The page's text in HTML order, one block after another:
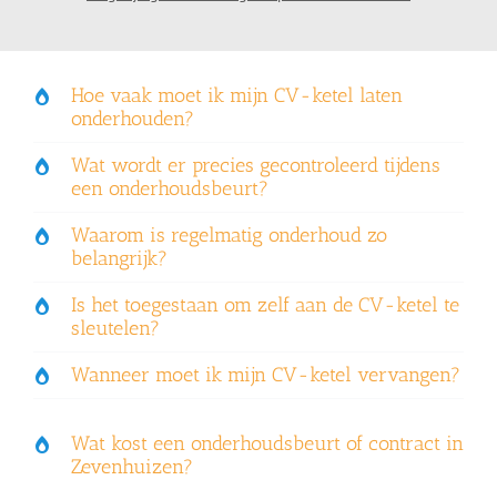
Hoe vaak moet ik mijn CV-ketel laten
onderhouden?
Wat wordt er precies gecontroleerd tijdens
een onderhoudsbeurt?
Waarom is regelmatig onderhoud zo
belangrijk?
Is het toegestaan om zelf aan de CV-ketel te
sleutelen?
Wanneer moet ik mijn CV-ketel vervangen?
Wat kost een onderhoudsbeurt of contract in
Zevenhuizen?